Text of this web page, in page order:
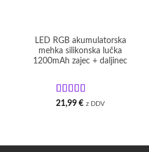
LED RGB akumulatorska
mehka silikonska lučka
1200mAh zajec + daljinec
Ocenjeno5
21,99 € z DDV